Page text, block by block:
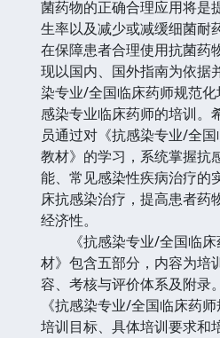
菌药物的正确合理应用将是
生率以及减少或减缓细菌耐
在保障患者合理使用抗菌药
现以国内、国外指南为依据
染专业/全国临床药师规范
感染专业临床药师的培训。
员通过对《抗感染专业/全
教材》的学习，系统掌握抗
能、常见感染性疾病治疗的
床抗感染治疗，提高患者药
经济性。
《抗感染专业/全国临床
材》包含五部分，内容为培
容、考核与评价体系及附录
《抗感染专业/全国临床药
培训目标、具体培训要求和